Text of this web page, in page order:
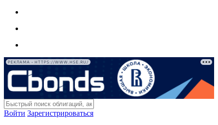
РЕКЛАМА • HTTPS://WWW.HSE.RU/
Войти Зарегистрироваться